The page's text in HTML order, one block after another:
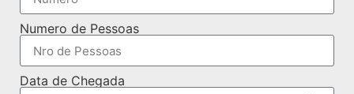
Numero de Pessoas
Data de Chegada